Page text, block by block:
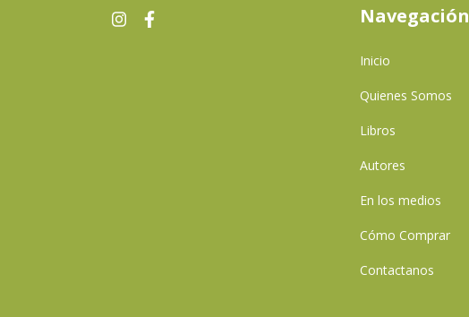
Navegación
Inicio
Quienes Somos
Libros
Autores
En los medios
Cómo Comprar
Contactanos